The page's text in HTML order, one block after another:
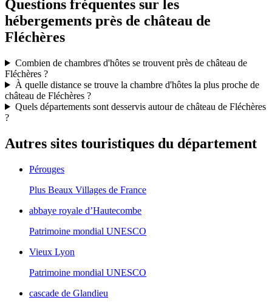
Questions fréquentes sur les
hébergements près de château de
Fléchères
Combien de chambres d'hôtes se trouvent près de château de
Fléchères ?
À quelle distance se trouve la chambre d'hôtes la plus proche de
château de Fléchères ?
Quels départements sont desservis autour de château de Fléchères
?
Autres sites touristiques du département
Pérouges
Plus Beaux Villages de France
abbaye royale d’Hautecombe
Patrimoine mondial UNESCO
Vieux Lyon
Patrimoine mondial UNESCO
cascade de Glandieu